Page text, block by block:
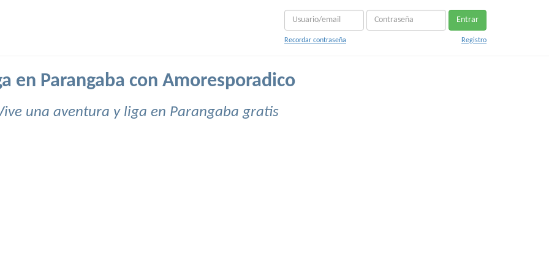
Entrar
Recordar contraseña Registro
en Parangaba con Amoresporadico
una aventura y liga en Parangaba gratis